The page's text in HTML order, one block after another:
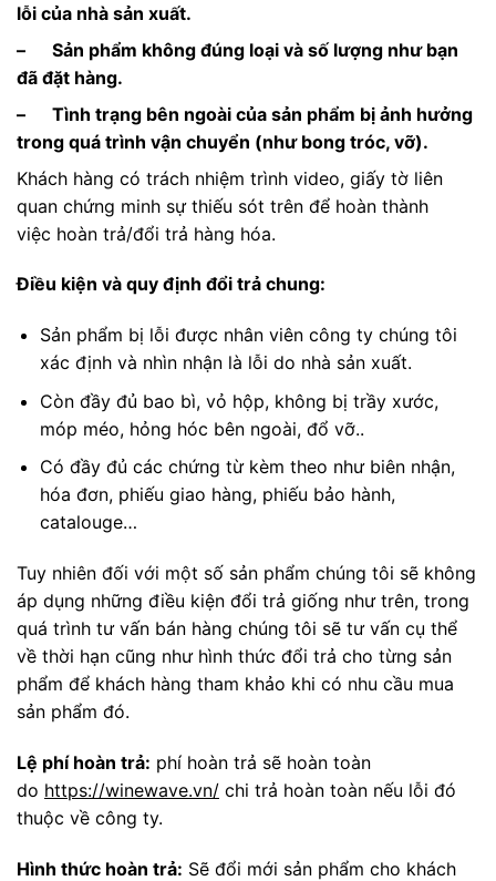
lỗi của nhà sản xuất.
– Sản phẩm không đúng loại và số lượng như bạn
đã đặt hàng.
– Tình trạng bên ngoài của sản phẩm bị ảnh hưởng
trong quá trình vận chuyển (như bong tróc, vỡ).
Khách hàng có trách nhiệm trình video, giấy tờ liên
quan chứng minh sự thiếu sót trên để hoàn thành
việc hoàn trả/đổi trả hàng hóa.
Điều kiện và quy định đổi trả chung:
Sản phẩm bị lỗi được nhân viên công ty chúng tôi
xác định và nhìn nhận là lỗi do nhà sản xuất.
Còn đầy đủ bao bì, vỏ hộp, không bị trầy xước,
móp méo, hỏng hóc bên ngoài, đổ vỡ..
Có đầy đủ các chứng từ kèm theo như biên nhận,
hóa đơn, phiếu giao hàng, phiếu bảo hành,
catalouge…
Tuy nhiên đối với một số sản phẩm chúng tôi sẽ không
áp dụng những điều kiện đổi trả giống như trên, trong
quá trình tư vấn bán hàng chúng tôi sẽ tư vấn cụ thể
về thời hạn cũng như hình thức đổi trả cho từng sản
phẩm để khách hàng tham khảo khi có nhu cầu mua
sản phẩm đó.
Lệ phí hoàn trả: phí hoàn trả sẽ hoàn toàn
do https://winewave.vn/ chi trả hoàn toàn nếu lỗi đó
thuộc về công ty.
Hình thức hoàn trả: Sẽ đổi mới sản phẩm cho khách